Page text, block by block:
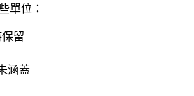
單位：
留
涵蓋